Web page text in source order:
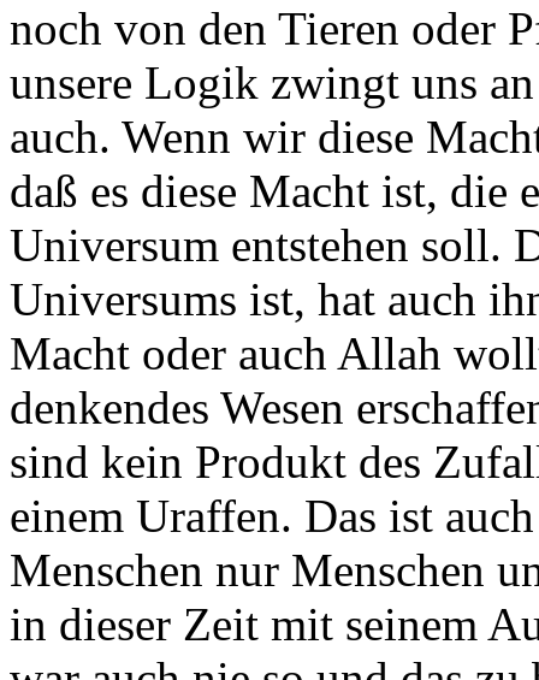
noch von den Tieren oder
unsere Logik zwingt uns
auch. Wenn wir diese
daß es diese Macht ist, die
Universum entstehen soll.
Universums ist, hat auch
Macht oder auch Allah
denkendes Wesen
sind kein Produkt des
einem Uraffen. Das ist
Menschen nur Menschen
in dieser Zeit mit seinem